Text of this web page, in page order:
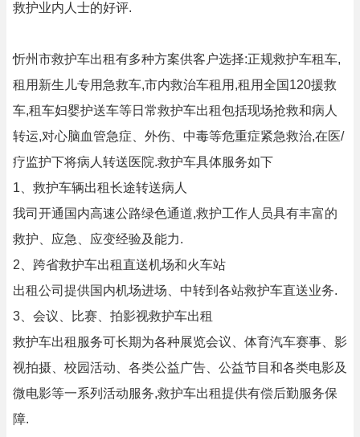
救护业内人士的好评.
忻州市救护车出租有多种方案供客户选择:正规救护车租车,
租用新生儿专用急救车,市内救治车租用,租用全国120援救
车,租车妇婴护送车等日常救护车出租包括现场抢救和病人
转运,对心脑血管急症、外伤、中毒等危重症紧急救治,在医/
疗监护下将病人转送医院.救护车具体服务如下
1、救护车辆出租长途转送病人
我司开通国内高速公路绿色通道,救护工作人员具有丰富的
救护、应急、应变经验及能力.
2、跨省救护车出租直送机场和火车站
出租公司提供国内机场进场、中转到各站救护车直送业务.
3、会议、比赛、拍影视救护车出租
救护车出租服务可长期为各种展览会议、体育汽车赛事、影
视拍摄、校园活动、各类公益广告、公益节目和各类电影及
微电影等一系列活动服务,救护车出租提供有偿后勤服务保
障.